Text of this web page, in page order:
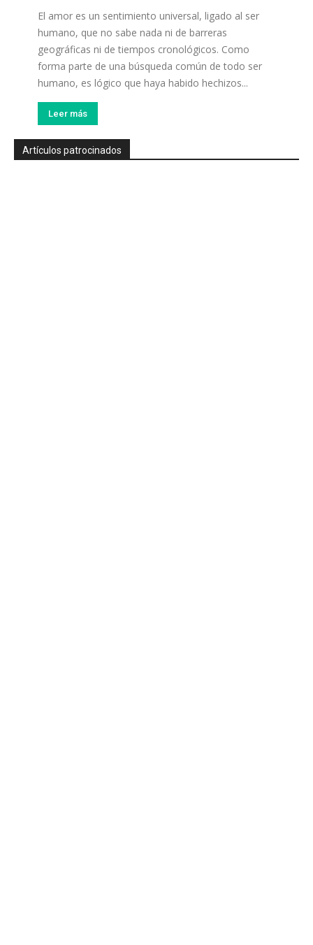
El amor es un sentimiento universal, ligado al ser
humano, que no sabe nada ni de barreras
geográficas ni de tiempos cronológicos. Como
forma parte de una búsqueda común de todo ser
humano, es lógico que haya habido hechizos...
Leer más
Artículos patrocinados